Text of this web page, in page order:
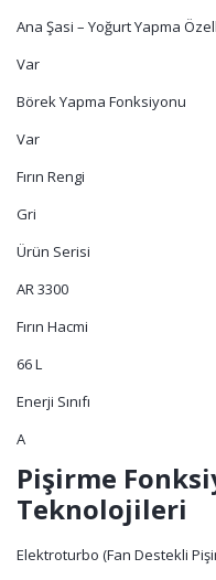
Ana Şasi – Yoğurt Yapma
Var
Börek Yapma Fonksiyonu
Var
Fırın Rengi
Gri
Ürün Serisi
AR 3300
Fırın Hacmi
66 L
Enerji Sınıfı
A
Pişirme
Teknolojileri
Elektroturbo (Fan Destekli